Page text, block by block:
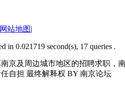
网站地图|
in 0.021719 second(s), 17 queries .
京及周边城市地区的招聘求职，
自担 最终解释权 BY 南京论坛